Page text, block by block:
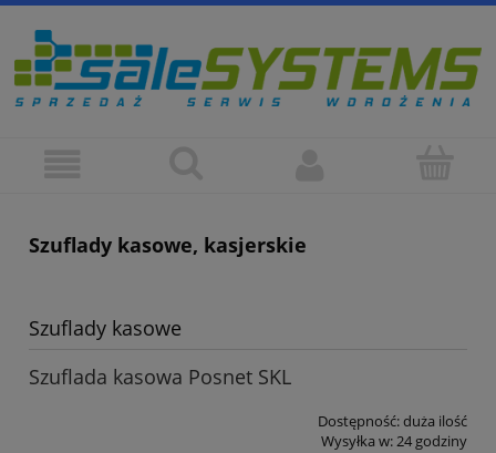
Szuflady kasowe, kasjerskie
Szuflady kasowe
Szuflada kasowa Posnet SKL
Dostępność:duża ilość
Wysyłka w:24 godziny